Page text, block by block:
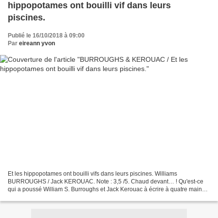
hippopotames ont bouilli vif dans leurs
piscines.
Publié le 16/10/2018 à 09:00
Par eireann yvon
Et les hippopotames ont bouilli vifs dans leurs piscines. Williams
BURROUGHS / Jack KEROUAC. Note : 3,5 /5. Chaud devant… ! Qu'est-ce
qui a poussé William S. Burroughs et Jack Kerouac à écrire à quatre mains